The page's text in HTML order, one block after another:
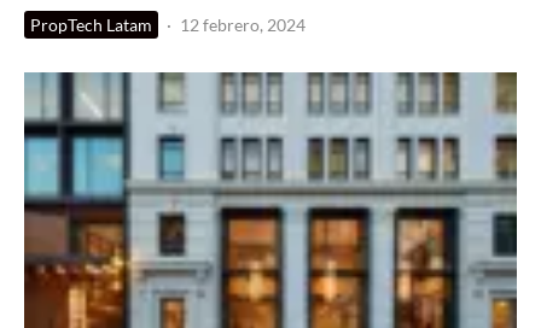
PropTech Latam · 12 febrero, 2024